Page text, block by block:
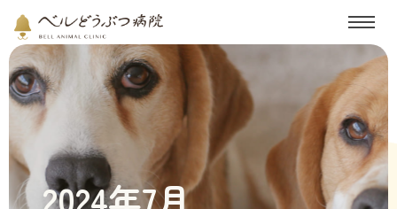
2024年7月